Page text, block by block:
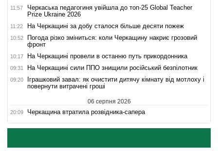
11:57
Черкаська педагогиня увійшла до топ-25 Global Teacher
Prize Ukraine 2026
11:22 На Черкащині за добу сталося більше десяти пожеж
10:52
Погода різко зміниться: коли Черкащину накриє грозовий
фронт
10:17 На Черкащині провели в останню путь прикордонника
09:31 На Черкащині сили ППО знищили російський безпілотник
09:20
Іграшковий завал: як очистити дитячу кімнату від мотлоху і
повернути витрачені гроші
06 серпня 2026
20:09 Черкащина втратила розвідника-сапера